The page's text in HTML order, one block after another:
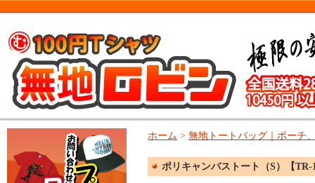
ホーム > 無地トートバッグ｜ポーチ
ポリキャンバストート（S）【TR-